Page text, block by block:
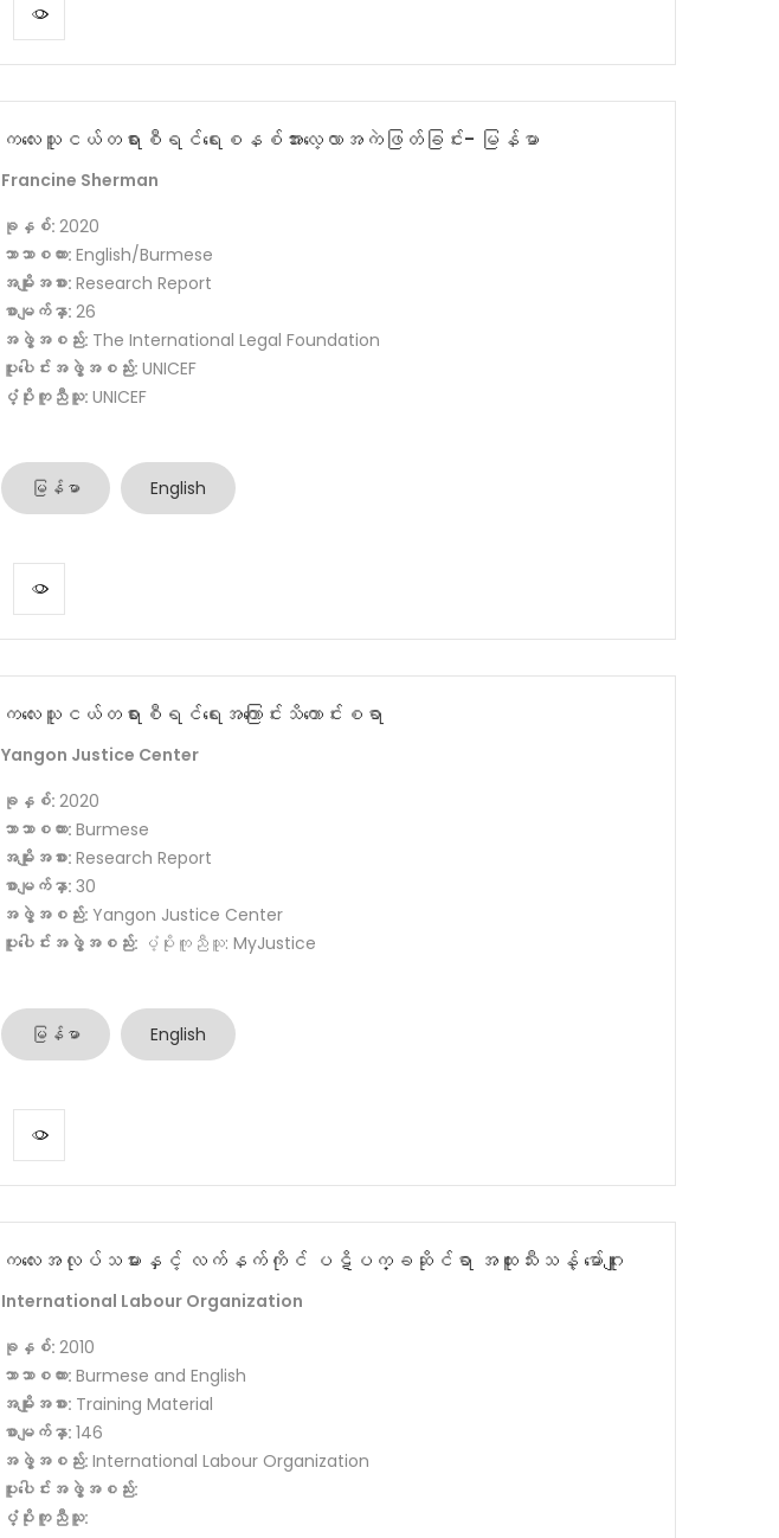
ကလေးသူငယ်တရားစီရင်ရေးစနစ်အားလေ့လာအကဲဖြတ်ခြင်း- မြန်မာ
Francine Sherman
ခုနှစ်:2020
ဘာသာစကား:English/Burmese
အမျိုးအစား:Research Report
စာမျက်နှာ:26
အဖွဲ့အစည်း: The International Legal Foundation
ပူးပေါင်းအဖွဲ့အစည်း:UNICEF
ပံ့ပိုးကူညီသူ:UNICEF
မြန်မာ English
ကလေးသူငယ်တရားစီရင်ရေးအကြောင်းသိကောင်းစရာ
Yangon Justice Center
ခုနှစ်:2020
ဘာသာစကား:Burmese
အမျိုးအစား:Research Report
စာမျက်နှာ:30
အဖွဲ့အစည်း: Yangon Justice Center
ပူးပေါင်းအဖွဲ့အစည်း: ပံ့ပိုးကူညီသူ: MyJustice
မြန်မာ English
ကလေးအလုပ်သမားနှင့် လက်နက်ကိုင် ပဋိပက္ခဆိုင်ရာ အထူးသီးသန့် မော်ဂျူး
International Labour Organization
ခုနှစ်:2010
ဘာသာစကား:Burmese and English
အမျိုးအစား: Training Material
စာမျက်နှာ:146
အဖွဲ့အစည်း:International Labour Organization
ပူးပေါင်းအဖွဲ့အစည်း:
ပံ့ပိုးကူညီသူ: